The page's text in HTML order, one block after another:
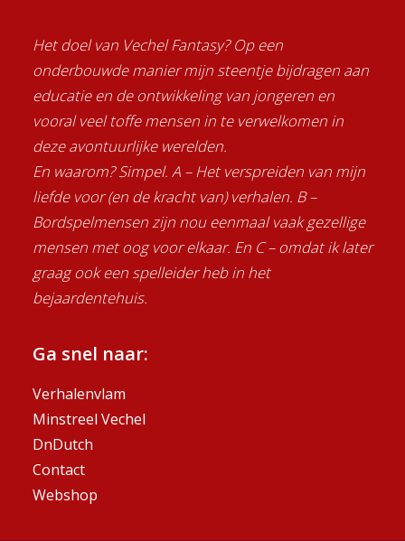
Het doel van Vechel Fantasy? Op een
onderbouwde manier mijn steentje bijdragen aan
educatie en de ontwikkeling van jongeren en
vooral veel toffe mensen in te verwelkomen in
deze avontuurlijke werelden.
En waarom? Simpel. A – Het verspreiden van mijn
liefde voor (en de kracht van) verhalen. B –
Bordspelmensen zijn nou eenmaal vaak gezellige
mensen met oog voor elkaar. En C – omdat ik later
graag ook een spelleider heb in het
bejaardentehuis.
Ga snel naar:
Verhalenvlam
Minstreel Vechel
DnDutch
Contact
Webshop